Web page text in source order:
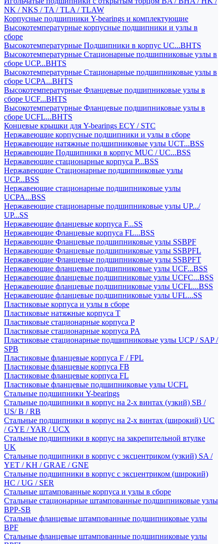
NK / NKS / TA / TLA / TLAW
Корпусные подшипники Y-bearings и комплектующие
Высокотемпературные корпусные подшипники и узлы в
сборе
Высокотемпературные Подшипники в корпус UC...BHTS
Высокотемпературные Стационарные подшипниковые узлы в
сборе UCP...BHTS
Высокотемпературные Стационарные подшипниковые узлы в
сборе UCPA...BHTS
Высокотемпературные Фланцевые подшипниковые узлы в
сборе UCF...BHTS
Высокотемпературные Фланцевые подшипниковые узлы в
сборе UCFL...BHTS
Концевые крышки для Y-bearings ECY / STC
Нержавеющие корпусные подшипники и узлы в сборе
Нержавеющие натяжные подшипниковые узлы UCT...BSS
Нержавеющие Подшипники в корпус MUC / UC...BSS
Нержавеющие стационарные корпуса P...BSS
Нержавеющие Стационарные подшипниковые узлы
UCP...BSS
Нержавеющие стационарные подшипниковые узлы
UCPA...BSS
Нержавеющие стационарные подшипниковые узлы UP.../
UP...SS
Нержавеющие фланцевые корпуса F...SS
Нержавеющие Фланцевые корпуса FL...BSS
Нержавеющие Фланцевые подшипниковые узлы SSBPF
Нержавеющие Фланцевые подшипниковые узлы SSBPFL
Нержавеющие Фланцевые подшипниковые узлы SSBPFT
Нержавеющие фланцевые подшипниковые узлы UCF...BSS
Нержавеющие фланцевые подшипниковые узлы UCFC...BSS
Нержавеющие фланцевые подшипниковые узлы UCFL...BSS
Нержавеющие фланцевые подшипниковые узлы UFL...SS
Пластиковые корпуса и узлы в сборе
Пластиковые натяжные корпуса T
Пластиковые стационарные корпуса P
Пластиковые стационарные корпуса PA
Пластиковые стационарные подшипниковые узлы UCP / SAP /
SPB
Пластиковые фланцевые корпуса F / FPL
Пластиковые фланцевые корпуса FB
Пластиковые фланцевые корпуса FL
Пластиковые фланцевые подшипниковые узлы UCFL
Стальные подшипники Y-bearings
Стальные подшипники в корпус на 2-х винтах (узкий) SB /
US/ B / RB
Стальные подшипники в корпус на 2-х винтах (широкий) UC
/ GYE / YAR / UCX
Стальные подшипники в корпус на закрепительной втулке
UK
Стальные подшипники в корпус с эксцентриком (узкий) SA /
YET / KH / GRAE / GNE
Стальные подшипники в корпус с эксцентриком (широкий)
HC / UG / SER
Стальные штампованные корпуса и узлы в сборе
Стальные стационарные штампованные подшипниковые узлы
BPP-SB
Стальные фланцевые штампованные подшипниковые узлы
BPF
Стальные фланцевые штампованные подшипниковые узлы